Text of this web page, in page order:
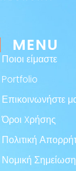
MENU
Ποιοι είμαστε
Portfolio
Επικοινωνήστε
Όροι Xρήσης
Πολιτική
Νομική Σημείωση